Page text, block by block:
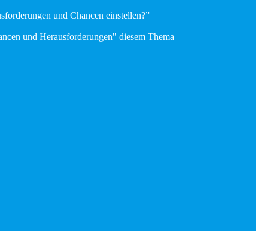
und Chancen einstellen?”
und Herausforderungen" diesem Thema